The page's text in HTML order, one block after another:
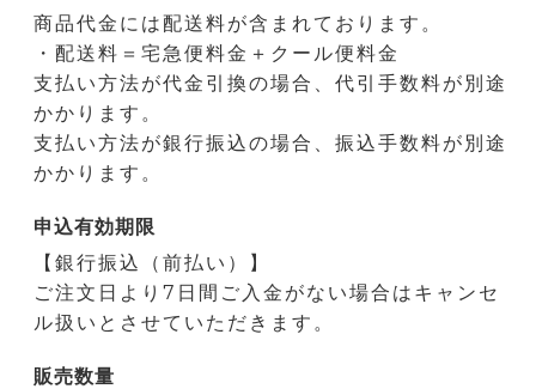
商品代金には配送料が含まれております。
・配送料＝宅急便料金＋クール便料金
支払い方法が代金引換の場合、代引手数料が別途
かかります。
支払い方法が銀行振込の場合、振込手数料が別途
かかります。
申込有効期限
【銀行振込（前払い）】
ご注文日より7日間ご入金がない場合はキャンセ
ル扱いとさせていただきます。
販売数量